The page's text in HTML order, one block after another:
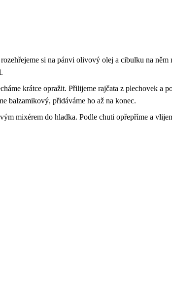
si na pánvi olivový olej a cibulku na něm
krátce opražit. Přilijeme rajčata z plechovek a
balzamikový, přidáváme ho až na konec.
mixérem do hladka. Podle chuti opřepříme a